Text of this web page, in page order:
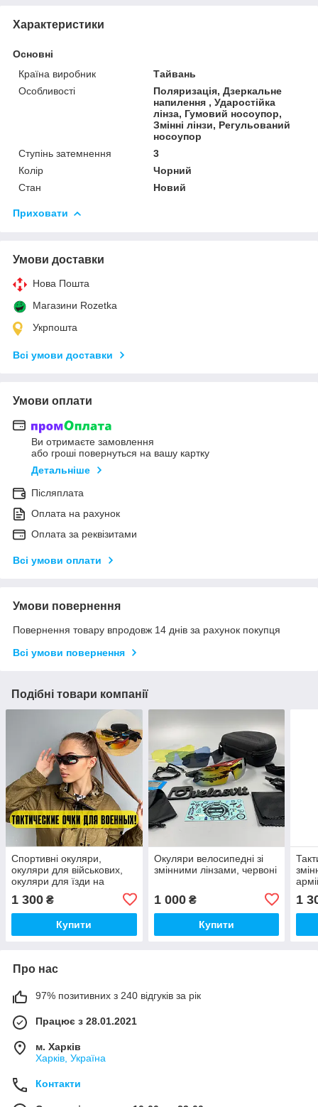
Характеристики
Основні
Країна виробник
Тайвань
Особливості
Поляризація, Дзеркальне
напилення , Ударостійка
лінза, Гумовий носоупор,
Змінні лінзи, Регульований
носоупор
Ступінь затемнення
3
Колір
Чорний
Стан
Новий
Приховати
Умови доставки
Нова Пошта
Магазини Rozetka
Укрпошта
Всі умови доставки
Умови оплати
Ви отримаєте замовлення
або гроші повернуться на вашу картку
Детальніше
Післяплата
Оплата на рахунок
Оплата за реквізитами
Всі умови оплати
Умови повернення
Повернення товару впродовж 14 днів за рахунок покупця
Всі умови повернення
Подібні товари компанії
Спортивні окуляри,
окуляри для військових,
окуляри для їзди на
змінними лінзами, захисні
окуляри
1 300 ₴
Купити
Окуляри велосипедні зі
змінними лінзами, червоні
1 000₴
Купити
1
Про нас
97% позитивних з 240 відгуків за рік
Працює з 28.01.2021
м. Харків
Харків, Україна
Контакти